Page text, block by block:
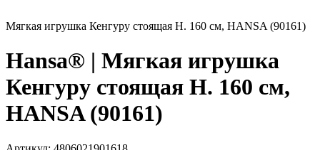
Мягкая игрушка Кенгуру стоящая H. 160 см, HANSA (90161)
Hansa® | Мягкая игрушка
Кенгуру стоящая H. 160 см,
HANSA (90161)